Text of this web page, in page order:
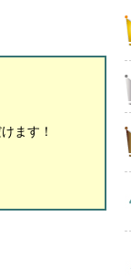
ます！